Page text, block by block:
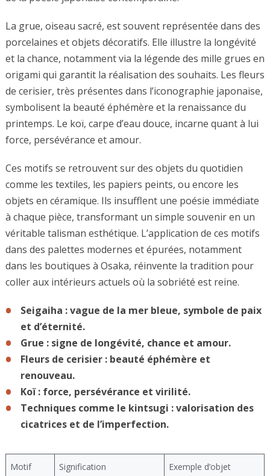
La grue, oiseau sacré, est souvent représentée dans des
porcelaines et objets décoratifs. Elle illustre la longévité
et la chance, notamment via la légende des mille grues en
origami qui garantit la réalisation des souhaits. Les fleurs
de cerisier, très présentes dans l’iconographie japonaise,
symbolisent la beauté éphémère et la renaissance du
printemps. Le koï, carpe d’eau douce, incarne quant à lui
force, persévérance et amour.
Ces motifs se retrouvent sur des objets du quotidien
comme les textiles, les papiers peints, ou encore les
objets en céramique. Ils insufflent une poésie immédiate
à chaque pièce, transformant un simple souvenir en un
véritable talisman esthétique. L’application de ces motifs
dans des palettes modernes et épurées, notamment
dans les boutiques à Osaka, réinvente la tradition pour
coller aux intérieurs actuels où la sobriété est reine.
Seigaiha : vague de la mer bleue, symbole de paix
et d’éternité.
Grue : signe de longévité, chance et amour.
Fleurs de cerisier : beauté éphémère et
renouveau.
Koï : force, persévérance et virilité.
Techniques comme le kintsugi : valorisation des
cicatrices et de l’imperfection.
Motif Signification
Exemple d’objet